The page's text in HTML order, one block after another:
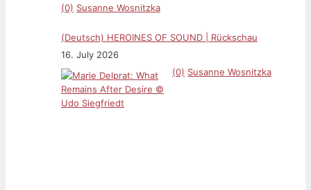
(0) Susanne Wosnitzka
(Deutsch) HEROINES OF SOUND | Rückschau
16. July 2026
(0) Susanne Wosnitzka